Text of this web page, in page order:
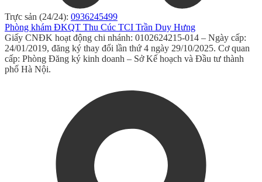
Trực sản (24/24): 0936245499
Phòng khám ĐKQT Thu Cúc TCI Trần Duy Hưng
Giấy CNĐK hoạt động chi nhánh: 0102624215-014 – Ngày cấp:
24/01/2019, đăng ký thay đổi lần thứ 4 ngày 29/10/2025. Cơ quan
cấp: Phòng Đăng ký kinh doanh – Sở Kế hoạch và Đầu tư thành
phố Hà Nội.